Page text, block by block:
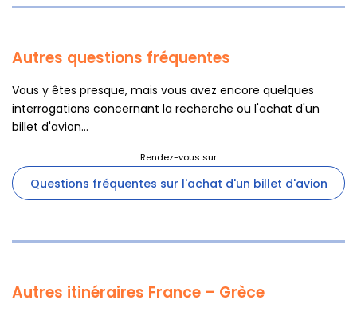
Autres questions fréquentes
Vous y êtes presque, mais vous avez encore quelques
interrogations concernant la recherche ou l'achat d'un
billet d'avion...
Questions fréquentes sur l'achat d'un billet d'avion
Autres itinéraires France – Grèce